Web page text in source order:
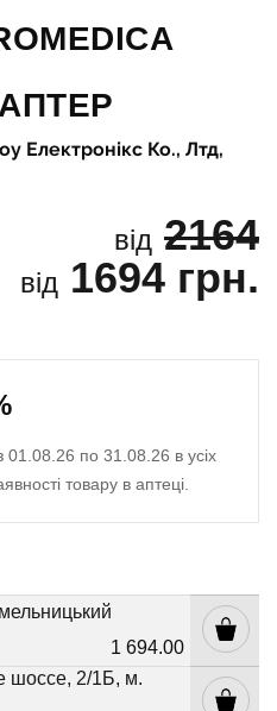
Електронікс Ко., Лтд,
від 2164
від 1694 грн.
01.08.26 по 31.08.26 в усіх
товару в аптеці.
1 694.00
шоссе, 2/1Б, м.